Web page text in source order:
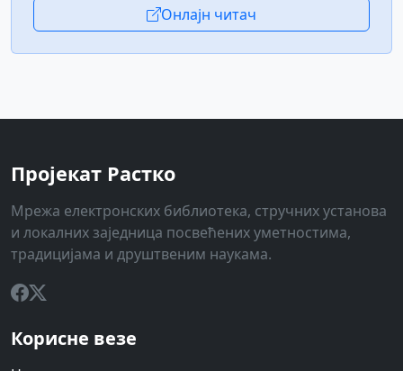
Онлајн читач
Пројекат Растко
Мрежа електронских библиотека, стручних установа
и локалних заједница посвећених уметностима,
традицијама и друштвеним наукама.
Корисне везе